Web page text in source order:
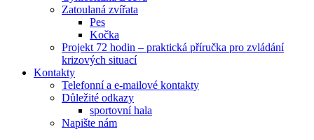
Zatoulaná zvířata
Pes
Kočka
Projekt 72 hodin – praktická příručka pro zvládání
krizových situací
Kontakty
Telefonní a e-mailové kontakty
Důležité odkazy
sportovní hala
Napište nám